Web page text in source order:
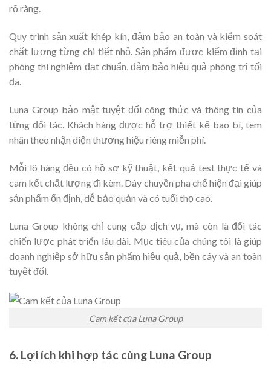
rõ ràng.
Quy trình sản xuất khép kín, đảm bảo an toàn và kiểm soát
chất lượng từng chi tiết nhỏ. Sản phẩm được kiểm định tại
phòng thí nghiệm đạt chuẩn, đảm bảo hiệu quả phòng trị tối
đa.
Luna Group bảo mật tuyệt đối công thức và thông tin của
từng đối tác. Khách hàng được hỗ trợ thiết kế bao bì, tem
nhãn theo nhận diện thương hiệu riêng miễn phí.
Mỗi lô hàng đều có hồ sơ kỹ thuật, kết quả test thực tế và
cam kết chất lượng đi kèm. Dây chuyền pha chế hiện đại giúp
sản phẩm ổn định, dễ bảo quản và có tuổi thọ cao.
Luna Group không chỉ cung cấp dịch vụ, mà còn là đối tác
chiến lược phát triển lâu dài. Mục tiêu của chúng tôi là giúp
doanh nghiệp sở hữu sản phẩm hiệu quả, bền cây và an toàn
tuyệt đối.
Cam kết của Luna Group
6. Lợi ích khi hợp tác cùng Luna Group